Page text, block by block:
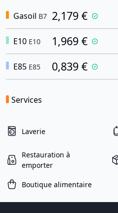
Gasoil B7 2,179 €
E10 E10 1,969 €
E85 E85 0,839 €
Services
Laverie
Restauration à
emporter
Boutique alimentaire